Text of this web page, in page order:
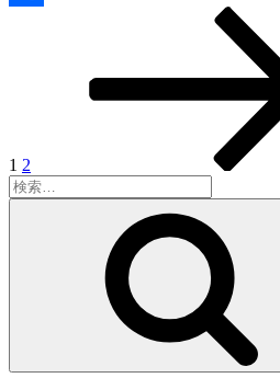
ー
ジ
1 2
検
索: